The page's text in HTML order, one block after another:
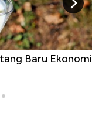
Baru Ekonomi